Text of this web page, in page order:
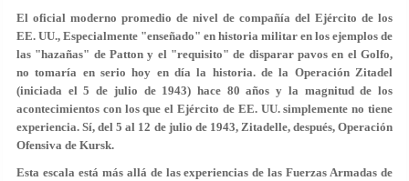
El oficial moderno promedio de nivel de compañía del Ejército de los
EE. UU., Especialmente "enseñado" en historia militar en los ejemplos de
las "hazañas" de Patton y el "requisito" de disparar pavos en el Golfo,
no tomaría en serio hoy en día la historia. de la Operación Zitadel
(iniciada el 5 de julio de 1943) hace 80 años y la magnitud de los
acontecimientos con los que el Ejército de EE. UU. simplemente no tiene
experiencia. Sí, del 5 al 12 de julio de 1943, Zitadelle, después, Operación
Ofensiva de Kursk.
Esta escala está más allá de las experiencias de las Fuerzas Armadas de